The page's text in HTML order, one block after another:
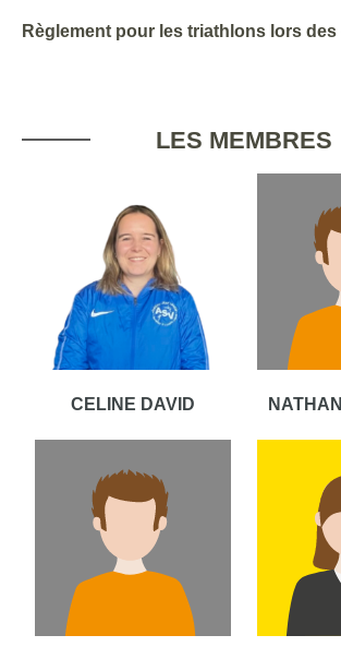
Règlement pour les triathlons lors
LES MEMBRES
CELINE DAVID